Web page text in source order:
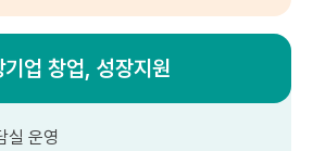
기업 창업, 성장지원
실 운영